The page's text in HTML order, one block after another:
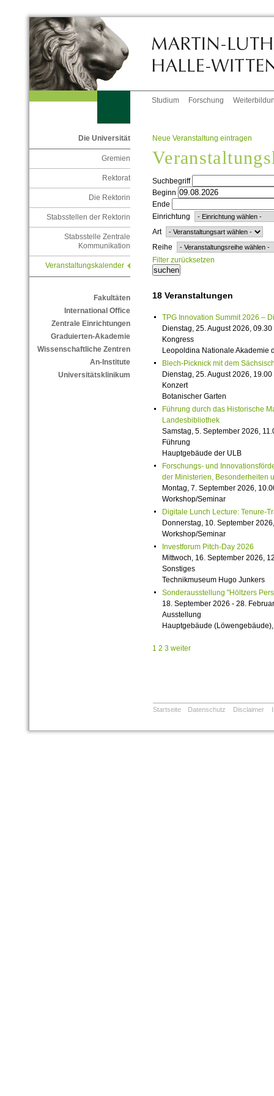
Studium Forschung
Die Universität
Gremien
Rektorat
Die Rektorin
Stabsstellen der Rektorin
Stabsstelle Zentrale
Kommunikation
Veranstaltungskalender
Fakultäten
International Office
Zentrale Einrichtungen
Graduierten-Akademie
Wissenschaftliche Zentren
An-Institute
Universitätsklinikum
Neue Veranstaltung eintragen
Suchbegriff
Beginn
Ende
Einrichtung
Art
Reihe
Filter zurücksetzen
18 Veranstaltungen
TPG Innovation Summit 2026 –
Dienstag, 25. August 2026,
Kongress
Leopoldina Nationale Akademie
Blech-Picknick mit dem
Dienstag, 25. August 2026,
Konzert
Botanischer Garten
Führung durch das Historische
Landesbibliothek
Samstag, 5. September 2026,
Führung
Hauptgebäude der ULB
Forschungs- und
der Ministerien, Besonderheiten
Montag, 7. September 2026,
Workshop/Seminar
Digitale Lunch Lecture: Tenure-
Donnerstag, 10. September
Workshop/Seminar
Investforum Pitch-Day 2026
Mittwoch, 16. September 2026,
Sonstiges
Technikmuseum Hugo Junkers
Sonderausstellung "Höltzers
18. September 2026 - 28.
Ausstellung
Hauptgebäude
1 2 3 weiter
Startseite Datenschutz Disclaimer